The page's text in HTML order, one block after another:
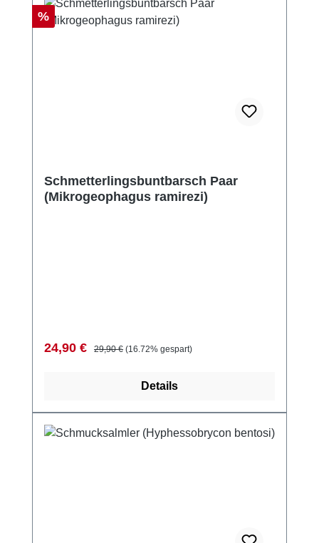
Rabatt
%
Schmetterlingsbuntbarsch Paar
(Mikrogeophagus ramirezi)
Verkaufspreis:
24,90 € Regulärer Preis:
29,90 € (16.72% gespart)
Details